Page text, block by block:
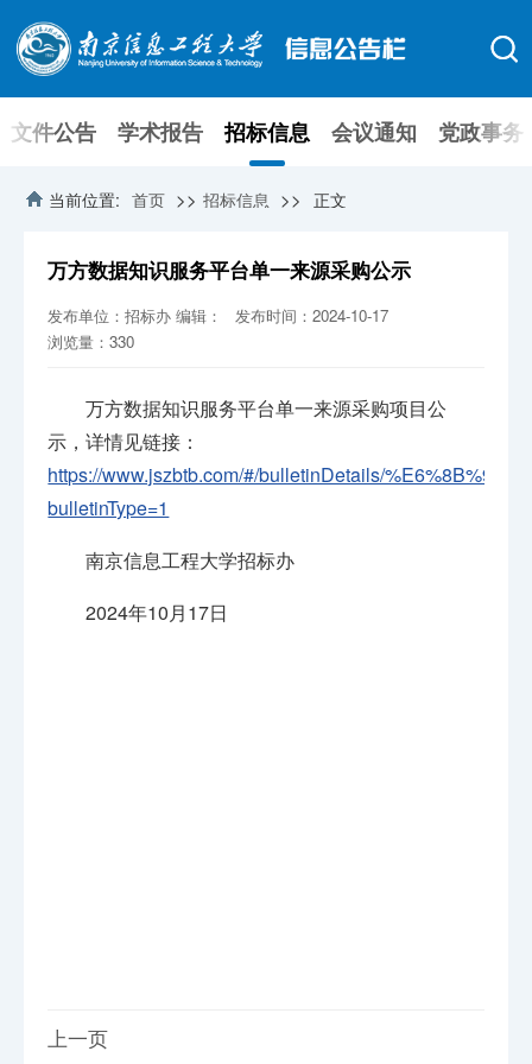
文件公告 学术报告 招标信息 会议通知 党政事务
当前位置: 首页 >> 招标信息 >> 正文
万方数据知识服务平台单一来源采购公示
发布单位：招标办 编辑：
发布时间：2024-10-17
浏览量：330
万方数据知识服务平台单一来源采购项目公
示，详情见链接：
https://www.jszbtb.com/#/bulletinDetails/
bulletinType=1
南京信息工程大学招标办
2024年10月17日
上一页